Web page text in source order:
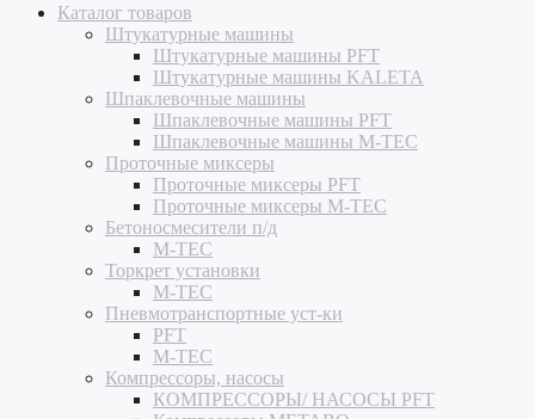
Каталог товаров
Штукатурные машины
Штукатурные машины PFT
Штукатурные машины KALETA
Шпаклевочные машины
Шпаклевочные машины PFT
Шпаклевочные машины M-TEC
Проточные миксеры
Проточные миксеры PFT
Проточные миксеры M-TEC
Бетоносмесители п/д
M-TEC
Торкрет установки
M-TEC
Пневмотранспортные уст-ки
PFT
M-TEC
Компрессоры, насосы
КОМПРЕССОРЫ/ НАСОСЫ PFT